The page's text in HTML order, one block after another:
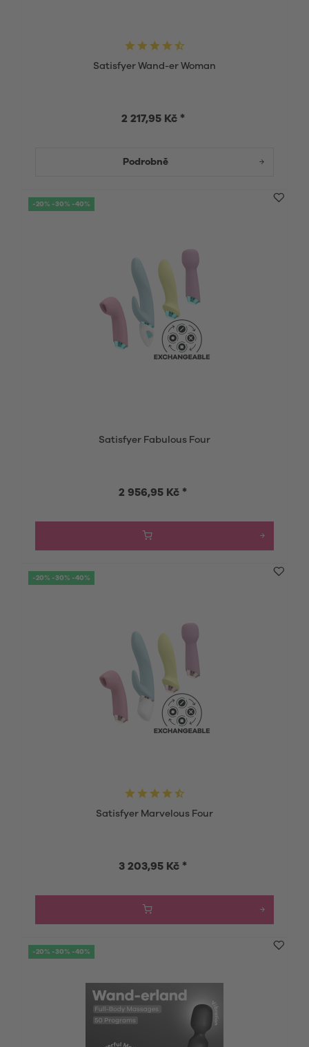
Satisfyer Wand-er Woman
2 217,95 Kč *
Podrobně
-20% -30% -40%
Satisfyer Fabulous Four
2 956,95 Kč *
-20% -30% -40%
Satisfyer Marvelous Four
3 203,95 Kč *
-20% -30% -40%